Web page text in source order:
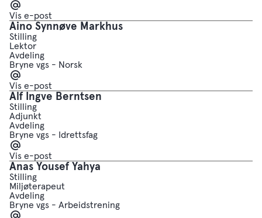
post
Vis e-post
Aino Synnøve Markhus
Stilling
Lektor
Avdeling
Bryne vgs - Norsk
post
Vis e-post
Alf Ingve Berntsen
Stilling
Adjunkt
Avdeling
Bryne vgs - Idrettsfag
post
Vis e-post
Anas Yousef Yahya
Stilling
Miljøterapeut
Avdeling
Bryne vgs - Arbeidstrening